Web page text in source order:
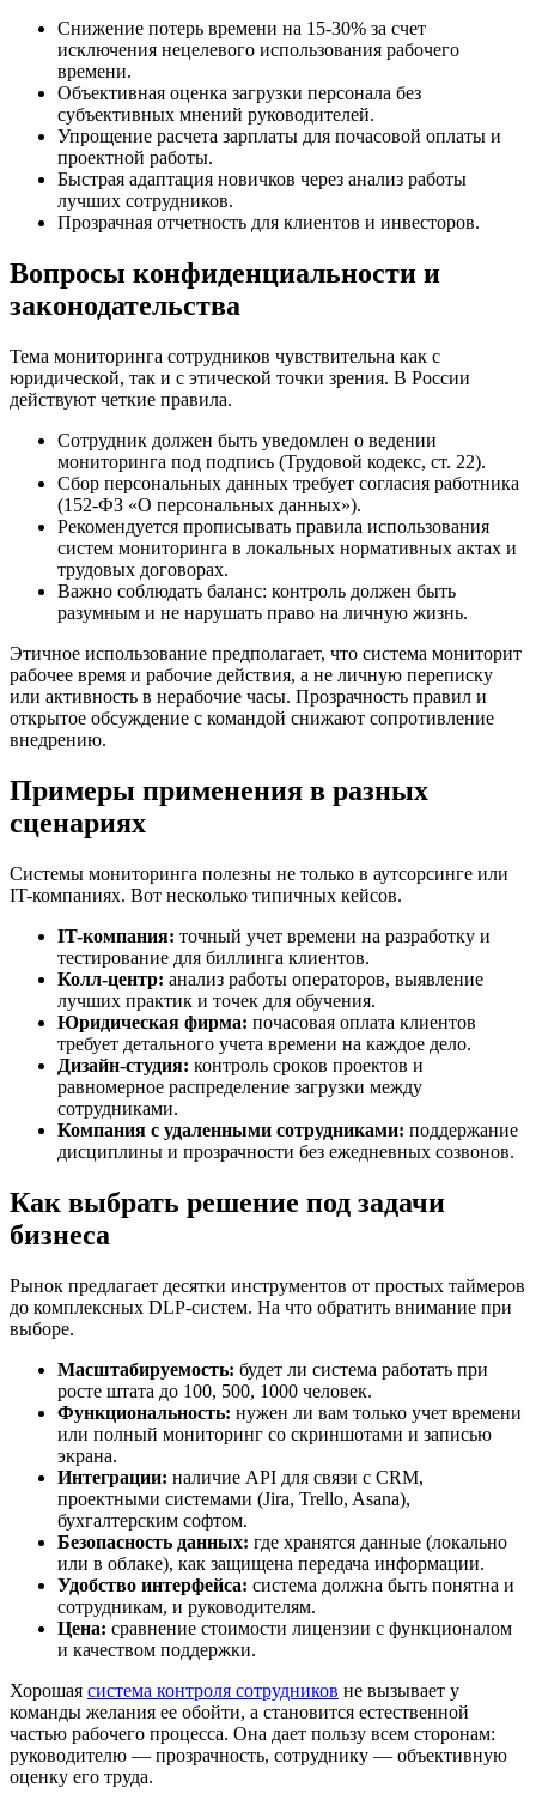
Снижение потерь времени на 15-30% за счет
исключения нецелевого использования рабочего
времени.
Объективная оценка загрузки персонала без
субъективных мнений руководителей.
Упрощение расчета зарплаты для почасовой оплаты и
проектной работы.
Быстрая адаптация новичков через анализ работы
лучших сотрудников.
Прозрачная отчетность для клиентов и инвесторов.
Вопросы конфиденциальности и
законодательства
Тема мониторинга сотрудников чувствительна как с
юридической, так и с этической точки зрения. В России
действуют четкие правила.
Сотрудник должен быть уведомлен о ведении
мониторинга под подпись (Трудовой кодекс, ст. 22).
Сбор персональных данных требует согласия работника
(152-ФЗ «О персональных данных»).
Рекомендуется прописывать правила использования
систем мониторинга в локальных нормативных актах и
трудовых договорах.
Важно соблюдать баланс: контроль должен быть
разумным и не нарушать право на личную жизнь.
Этичное использование предполагает, что система мониторит
рабочее время и рабочие действия, а не личную переписку
или активность в нерабочие часы. Прозрачность правил и
открытое обсуждение с командой снижают сопротивление
внедрению.
Примеры применения в разных
сценариях
Системы мониторинга полезны не только в аутсорсинге или
IT-компаниях. Вот несколько типичных кейсов.
IT-компания: точный учет времени на разработку и
тестирование для биллинга клиентов.
Колл-центр: анализ работы операторов, выявление
лучших практик и точек для обучения.
Юридическая фирма: почасовая оплата клиентов
требует детального учета времени на каждое дело.
Дизайн-студия: контроль сроков проектов и
равномерное распределение загрузки между
сотрудниками.
Компания с удаленными сотрудниками: поддержание
дисциплины и прозрачности без ежедневных созвонов.
Как выбрать решение под задачи
бизнеса
Рынок предлагает десятки инструментов от простых таймеров
до комплексных DLP-систем. На что обратить внимание при
выборе.
Масштабируемость: будет ли система работать при
росте штата до 100, 500, 1000 человек.
Функциональность: нужен ли вам только учет времени
или полный мониторинг со скриншотами и записью
экрана.
Интеграции: наличие API для связи с CRM,
проектными системами (Jira, Trello, Asana),
бухгалтерским софтом.
Безопасность данных: где хранятся данные (локально
или в облаке), как защищена передача информации.
Удобство интерфейса: система должна быть понятна и
сотрудникам, и руководителям.
Цена: сравнение стоимости лицензии с функционалом
и качеством поддержки.
Хорошая система контроля сотрудников не вызывает у
команды желания ее обойти, а становится естественной
частью рабочего процесса. Она дает пользу всем сторонам:
руководителю — прозрачность, сотруднику — объективную
оценку его труда.